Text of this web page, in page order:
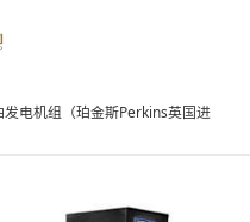
电机组（珀金斯Perkins英国进